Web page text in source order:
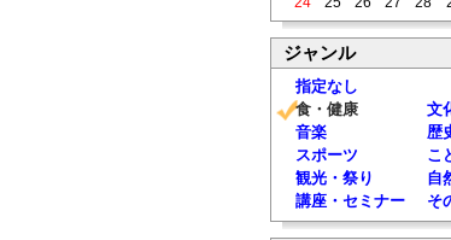
ジャンル
指定なし
食・健康
文
音楽
歴
スポーツ
こ
観光・祭り
自
講座・セミナー
そ